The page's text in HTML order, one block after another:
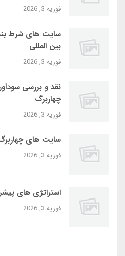
فوریه 3, 2026
سایت‌ های شرط
بین‌ المللی
فوریه 3, 2026
نقد و بررسی
چهاربرگ
فوریه 3, 2026
سایت‌ های
فوریه 3, 2026
استراتژی‌ های
فوریه 3, 2026